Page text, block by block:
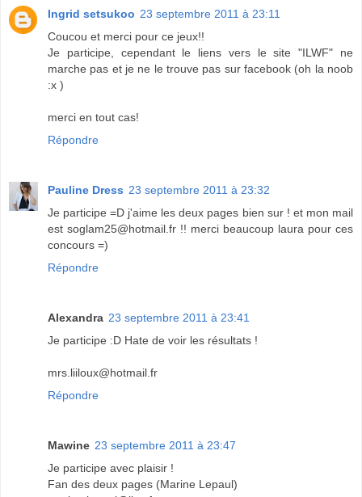
Ingrid setsukoo 23 septembre 2011 à 23:11
Coucou et merci pour ce jeux!!
Je participe, cependant le liens vers le site "ILWF" ne
marche pas et je ne le trouve pas sur facebook (oh la noob
:x )
merci en tout cas!
Répondre
Pauline Dress 23 septembre 2011 à 23:32
Je participe =D j'aime les deux pages bien sur ! et mon mail
est soglam25@hotmail.fr !! merci beaucoup laura pour ces
concours =)
Répondre
Alexandra 23 septembre 2011 à 23:41
Je participe :D Hate de voir les résultats !
mrs.liiloux@hotmail.fr
Répondre
Mawine 23 septembre 2011 à 23:47
Je participe avec plaisir !
Fan des deux pages (Marine Lepaul)